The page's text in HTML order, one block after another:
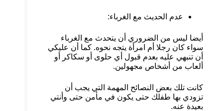
عدم الحديث مع الغرباء:
أيضا ليس من الضروري أن يتحدث مع الغرباء
سواء كان رجلا أم امرأة يتجه نحوه. كما أن عليكي
أن تنبهي عليه بعدم قبول أي حلوى أو سكاكر أو
ألعاب من أشخاص مجهولين.
كانت تلك بعض النصائح المهمة التي يجب أن
تزودي بها طفلك حتى يكون في مأمن حتى وأنتي
بعيدة عنه.